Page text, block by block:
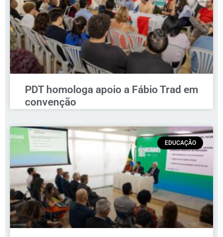
PDT homologa apoio a Fábio Trad em
convenção
EDUCAÇÃO